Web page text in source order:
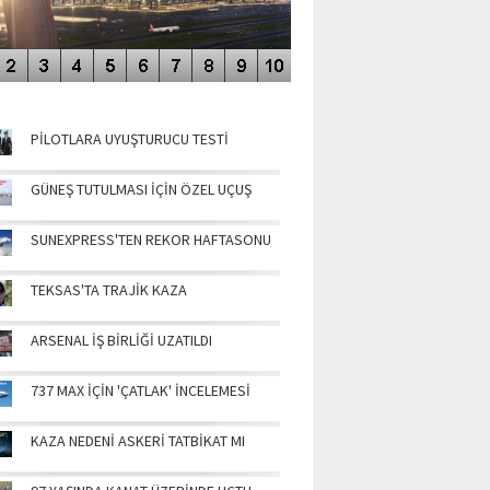
PİLOTLARA UYUŞTURUCU TESTİ
GÜNEŞ TUTULMASI İÇİN ÖZEL UÇUŞ
SUNEXPRESS'TEN REKOR HAFTASONU
TEKSAS'TA TRAJİK KAZA
ARSENAL İŞ BİRLİĞİ UZATILDI
737 MAX İÇİN 'ÇATLAK' İNCELEMESİ
KAZA NEDENİ ASKERİ TATBİKAT MI